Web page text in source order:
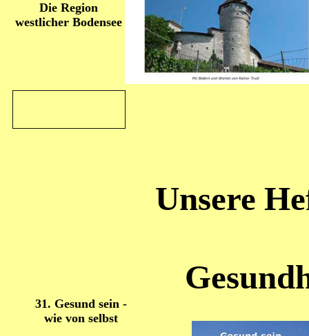
Die Region
westlicher Bodensee
Unsere
31. Gesund sein -
wie von selbst